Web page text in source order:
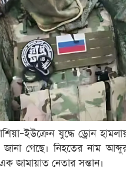
যুদ্ধে ড্রোন
গেছে। নিহতের নাম
এক জামায়াত নেতার সন্তান।